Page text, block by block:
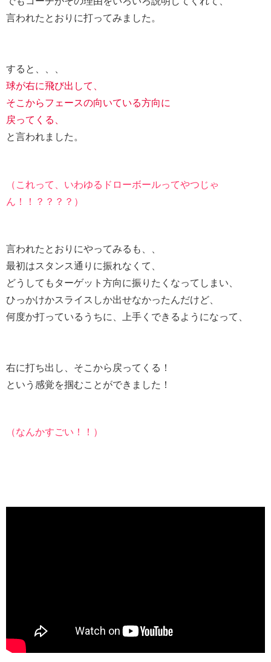
言われたとおりに打ってみました。
すると、、、
球が右に飛び出して、
そこからフェースの向いている方向に
戻ってくる、
と言われました。
（これって、いわゆるドローボールってやつじゃ
ん！！？？？？）
言われたとおりにやってみるも、、
最初はスタンス通りに振れなくて、
どうしてもターゲット方向に振りたくなってしまい、
ひっかけかスライスしか出せなかったんだけど、
何度か打っているうちに、上手くできるようになって、
右に打ち出し、そこから戻ってくる！
という感覚を掴むことができました！
（なんかすごい！！）